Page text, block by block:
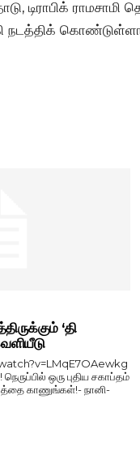
டிராபிக்
நடத்திக்
‘தி
ஒரு புதிய சகாப்தம்
காணுங்கள்!- நானி-